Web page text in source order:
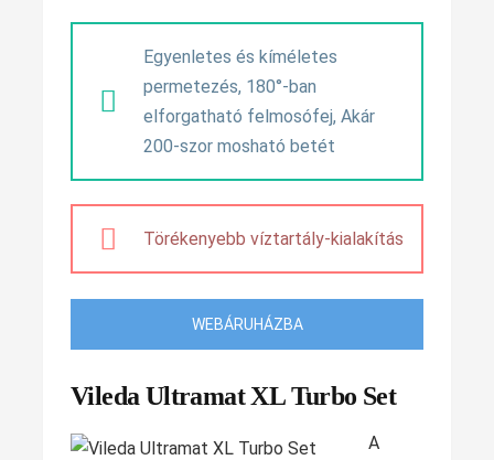
Egyenletes és kíméletes
permetezés, 180°-ban
elforgatható felmosófej, Akár
200-szor mosható betét
Törékenyebb víztartály-kialakítás
WEBÁRUHÁZBA
Vileda Ultramat XL Turbo Set
A